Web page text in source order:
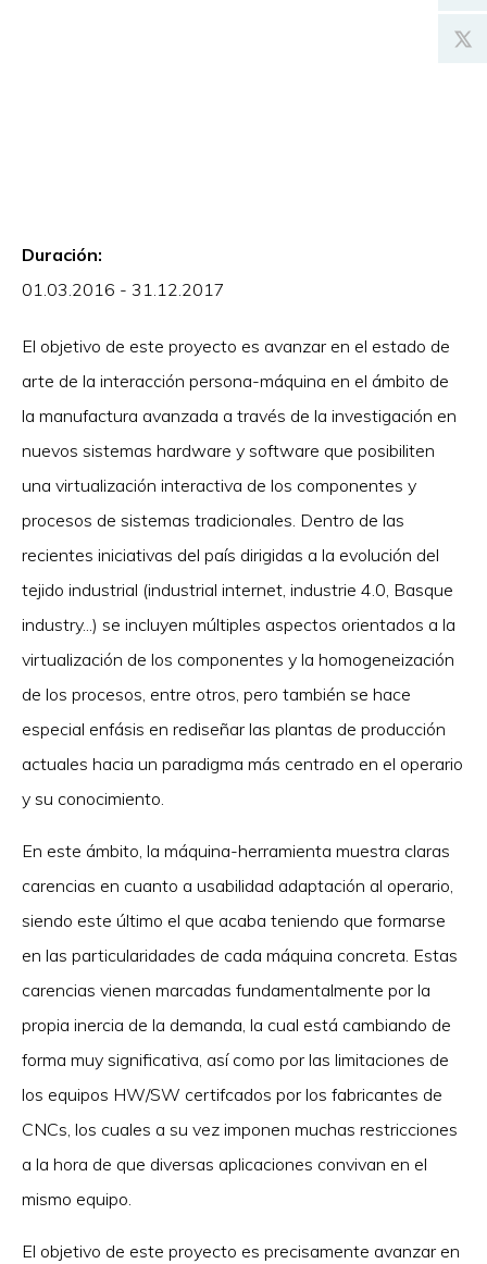
Duración:
01.03.2016 - 31.12.2017
El objetivo de este proyecto es avanzar en el estado de
arte de la interacción persona-máquina en el ámbito de
la manufactura avanzada a través de la investigación en
nuevos sistemas hardware y software que posibiliten
una virtualización interactiva de los componentes y
procesos de sistemas tradicionales. Dentro de las
recientes iniciativas del país dirigidas a la evolución del
tejido industrial (industrial internet, industrie 4.0, Basque
industry...) se incluyen múltiples aspectos orientados a la
virtualización de los componentes y la homogeneización
de los procesos, entre otros, pero también se hace
especial enfásis en rediseñar las plantas de producción
actuales hacia un paradigma más centrado en el operario
y su conocimiento.
En este ámbito, la máquina-herramienta muestra claras
carencias en cuanto a usabilidad adaptación al operario,
siendo este último el que acaba teniendo que formarse
en las particularidades de cada máquina concreta. Estas
carencias vienen marcadas fundamentalmente por la
propia inercia de la demanda, la cual está cambiando de
forma muy significativa, así como por las limitaciones de
los equipos HW/SW certifcados por los fabricantes de
CNCs, los cuales a su vez imponen muchas restricciones
a la hora de que diversas aplicaciones convivan en el
mismo equipo.
El objetivo de este proyecto es precisamente avanzar en